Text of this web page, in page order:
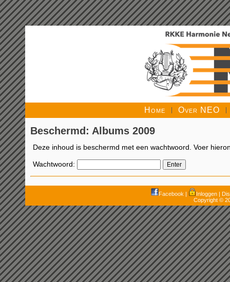
Home Over NEO
Beschermd: Albums 2009
Deze inhoud is beschermd met een wachtwoord. Voer
Wachtwoord:
Facebook | Inloggen |
Copyright ©